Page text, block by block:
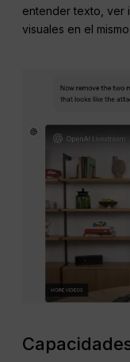
entender texto, ver
visuales en el